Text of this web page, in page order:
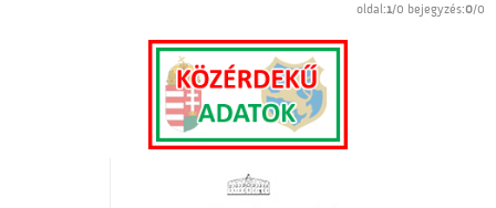
oldal:1/0 bejegyzés:0/0